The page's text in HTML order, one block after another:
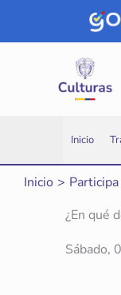
Inicio
Inicio Participa
¿En qué
Sábado,